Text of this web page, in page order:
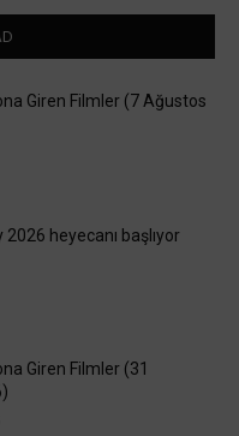
Giren Filmler (7 Ağustos
2026 heyecanı başlıyor
Giren Filmler (31